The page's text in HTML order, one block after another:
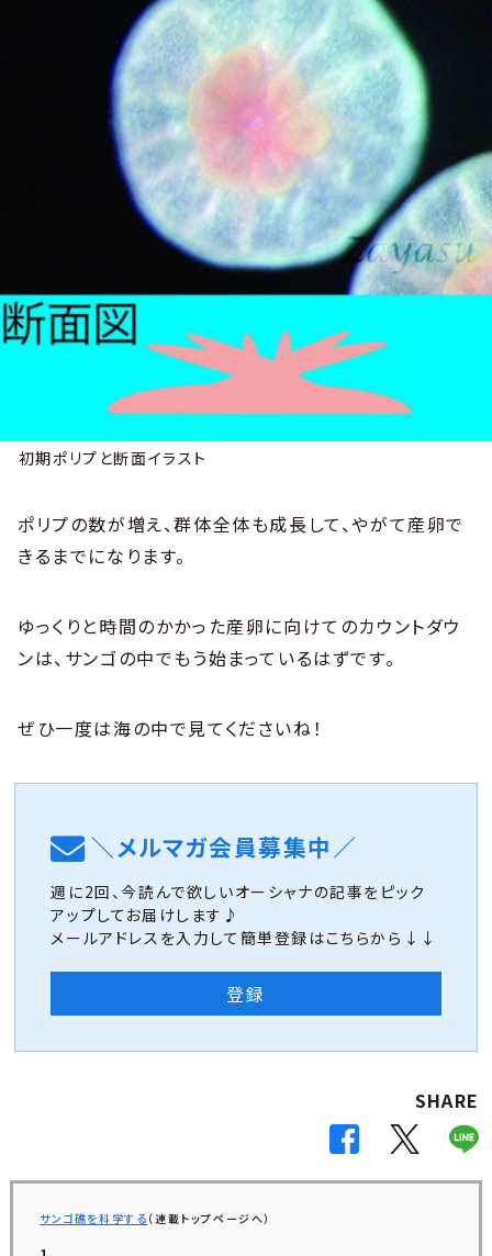
初期ポリプと断面イラスト
ポリプの数が増え、群体全体も成長して、やがて産卵で
きるまでになります。
ゆっくりと時間のかかった産卵に向けてのカウントダウ
ンは、サンゴの中でもう始まっているはずです。
ぜひ一度は海の中で見てくださいね！
＼メルマガ会員募集中／
週に2回、今読んで欲しいオーシャナの記事をピック
アップしてお届けします♪
メールアドレスを入力して簡単登録はこちらから↓↓
登録
SHARE
サンゴ礁を科学する （連載トップページへ）